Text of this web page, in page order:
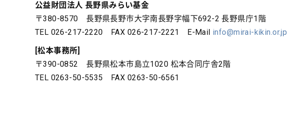
公益財団法人 長野県みらい基金
〒380-8570 長野県長野市大字南長野字幅下692-2 長野県庁1階
TEL 026-217-2220 FAX 026-217-2221 E-Mail info@mirai-kikin.or.jp
[松本事務所]
〒390-0852 長野県松本市島立1020 松本合同庁舎2階
TEL 0263-50-5535 FAX 0263-50-6561